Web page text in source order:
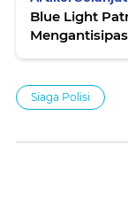
Blue Light
Siaga Polisi